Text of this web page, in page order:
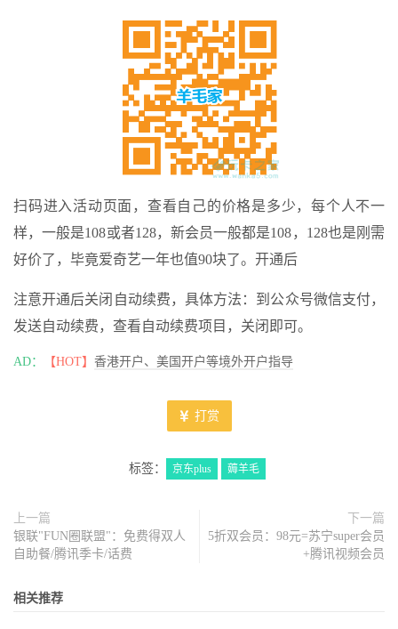
扫码进入活动页面，查看自己的价格是多少，每个人不一
样，一般是108或者128，新会员一般都是108，128也是刚需
好价了，毕竟爱奇艺一年也值90块了。开通后
注意开通后关闭自动续费，具体方法：到公众号微信支付，
发送自动续费，查看自动续费项目，关闭即可。
AD： 【HOT】 香港开户、美国开户等境外开户指导
打赏
标签： 京东plus 薅羊毛
上一篇
银联"FUN圈联盟"：免费得双人
自助餐/腾讯季卡/话费
下一篇
5折双会员：98元=苏宁super会员
+腾讯视频会员
相关推荐